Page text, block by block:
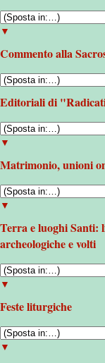
▼
Commento alla
Editoriali di
▼
Matrimonio, unioni
▼
Terra e luoghi Santi:
archeologiche e volti
▼
Feste liturgiche
▼